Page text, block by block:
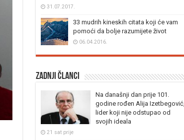
31.07.2017.
33 mudrih kineskih citata koji će vam
pomoći da bolje razumijete život
06.04.2016.
Zadnji članci
Na današnji dan prije 101.
godine rođen Alija Izetbegović,
lider koji nije odstupao od
svojih ideala
21 sat prije